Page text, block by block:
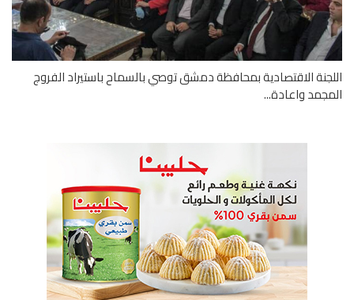
الاقتصادية بمحافظة دمشق توصي بالسماح باستيراد الفروج
واعادة...